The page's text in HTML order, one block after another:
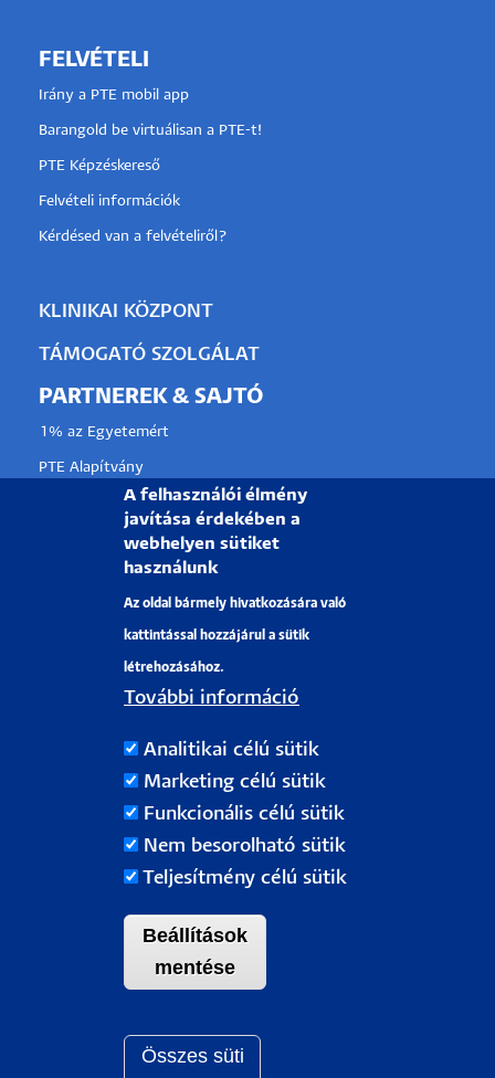
FELVÉTELI
Irány a PTE mobil app
Barangold be virtuálisan a PTE-t!
PTE Képzéskereső
Felvételi információk
Kérdésed van a felvételiről?
KLINIKAI KÖZPONT
TÁMOGATÓ SZOLGÁLAT
PARTNEREK & SAJTÓ
1% az Egyetemért
PTE Alapítvány
Partnerkapcsolati lehetőségek
Médiaajánlat
Pályázati projektek
H-7622 Pécs, Vasvári Pál utca. 4.
Tel.:+36-72/501-500
Rektori Kabinet: +36 30/787-2913
A felhasználói élmény
javítása érdekében a
webhelyen sütiket
használunk
Az oldal bármely hivatkozására való
kattintással hozzájárul a sütik
létrehozásához.
További információ
Analitikai célú sütik
Marketing célú sütik
Funkcionális célú sütik
Nem besorolható sütik
Teljesítmény célú sütik
Beállítások
mentése
Összes süti